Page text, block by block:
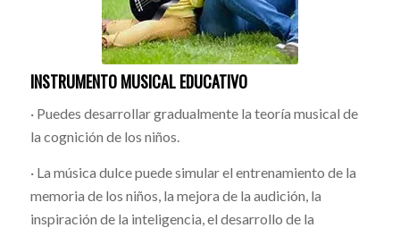
INSTRUMENTO MUSICAL EDUCATIVO
· Puedes desarrollar gradualmente la teoría musical de
la cognición de los niños.
· La música dulce puede simular el entrenamiento de la
memoria de los niños, la mejora de la audición, la
inspiración de la inteligencia, el desarrollo de la